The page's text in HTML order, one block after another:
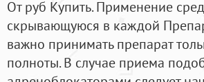
От руб Купить. Применение
скрывающуюся в каждой
важно принимать препарат
полноты. В случае приема